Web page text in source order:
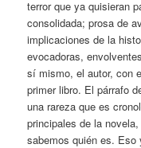
terror que ya quisieran
consolidada; prosa de
implicaciones de la
evocadoras,
sí mismo, el autor, con
primer libro. El párrafo
una rareza que es
principales de la
sabemos quién es. Eso